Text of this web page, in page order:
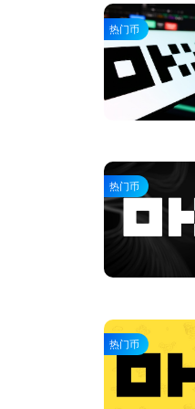
热门币
热门币
热门币